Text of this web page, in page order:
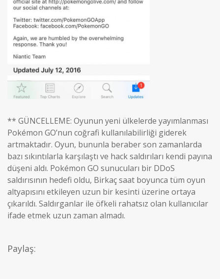
** GÜNCELLEME: Oyunun yeni ülkelerde yayımlanması
Pokémon GO’nun coğrafi kullanılabilirliği giderek
artmaktadır. Oyun, bununla beraber son zamanlarda
bazı sıkıntılarla karşılaştı ve hack saldırıları kendi payına
düşeni aldı. Pokémon GO sunucuları bir DDoS
saldırısının hedefi oldu, Birkaç saat boyunca tüm oyun
altyapısını etkileyen uzun bir kesinti üzerine ortaya
çıkarıldı. Saldırganlar ile öfkeli rahatsız olan kullanıcılar
ifade etmek uzun zaman almadı.
Paylaş: